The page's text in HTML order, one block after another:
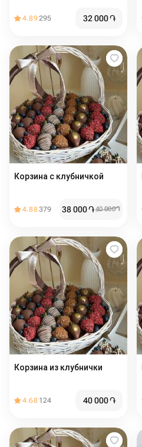
4.89295 32 000֏
Корзина с клубничкой
4.88379 38 000֏40 000֏
Корзина из клубнички
4.68 124 40 000֏